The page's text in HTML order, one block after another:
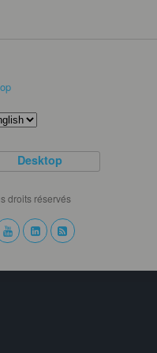
Desktop
droits réservés